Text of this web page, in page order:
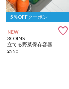
5％OFFクーポン
NEW 
3COINS
¥550